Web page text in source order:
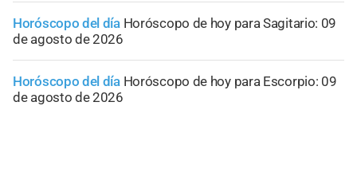
Horóscopo del día Horóscopo de hoy para Sagitario: 09
de agosto de 2026
Horóscopo del día Horóscopo de hoy para Escorpio: 09
de agosto de 2026